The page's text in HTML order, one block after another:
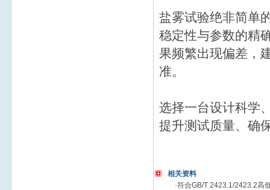
盐雾试验绝非简单
稳定性与参数的精
果频繁出现偏差，
准。
选择一台设计科学
提升测试质量、确
相关资料
·符合GB/T 2423.1/2423.2高